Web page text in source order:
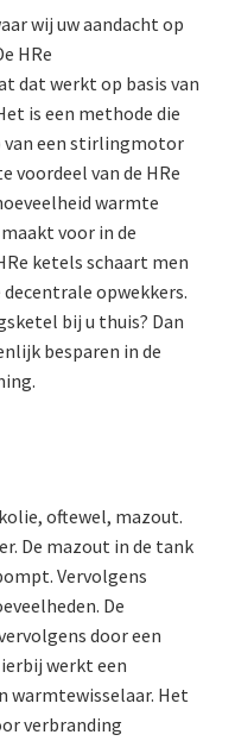
wij uw aandacht op
HRe
dat werkt op basis van
is een methode die
een stirlingmotor
voordeel van de HRe
warmte
voor in de
ketels schaart men
opwekkers.
bij u thuis? Dan
besparen in de
oftewel, mazout.
De mazout in de tank
Vervolgens
De
door een
werkt een
warmtewisselaar. Het
verbranding